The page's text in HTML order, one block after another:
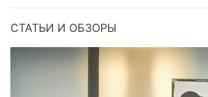
СТАТЬИ И ОБЗОРЫ